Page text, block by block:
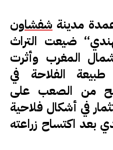
مدينة شفشاون
ضيعت التراث
المغرب وأثرت
الفلاحة في
من الصعب على
في أشكال فلاحية
بعد اكتساح زراعته